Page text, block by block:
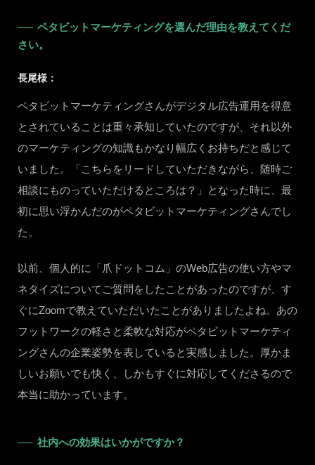
ペタビットマーケティングを選んだ理由を教えてくだ
さい。
長尾様：
ペタビットマーケティングさんがデジタル広告運用を得意
とされていることは重々承知していたのですが、それ以外
のマーケティングの知識もかなり幅広くお持ちだと感じて
いました。「こちらをリードしていただきながら、随時ご
相談にものっていただけるところは？」となった時に、最
初に思い浮かんだのがペタビットマーケティングさんでし
た。
以前、個人的に「爪ドットコム」のWeb広告の使い方やマ
ネタイズについてご質問をしたことがあったのですが、す
ぐにZoomで教えていただいたことがありましたよね。あの
フットワークの軽さと柔軟な対応がペタビットマーケティ
ングさんの企業姿勢を表していると実感しました。厚かま
しいお願いでも快く、しかもすぐに対応してくださるので
本当に助かっています。
社内への効果はいかがですか？